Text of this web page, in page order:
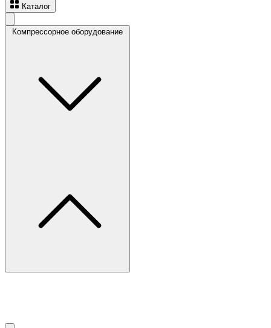
Каталог
Компрессорное оборудование